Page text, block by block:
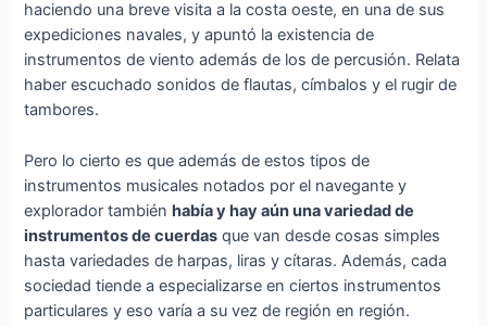
haciendo una breve visita a la costa oeste, en una de sus
expediciones navales, y apuntó la existencia de
instrumentos de viento además de los de percusión. Relata
haber escuchado sonidos de flautas, címbalos y el rugir de
tambores.
Pero lo cierto es que además de estos tipos de
instrumentos musicales notados por el navegante y
explorador tambiénhabía y hay aún una variedad de
instrumentos de cuerdas que van desde cosas simples
hasta variedades de harpas, liras y cítaras. Además, cada
sociedad tiende a especializarse en ciertos instrumentos
particulares y eso varía a su vez de región en región.